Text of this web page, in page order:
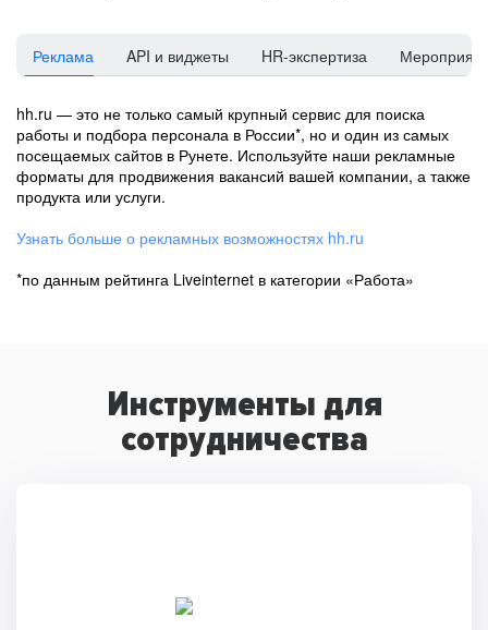
Реклама API и виджеты HR-экспертиза
hh.ru — это не только самый крупный сервис для поиска
работы и подбора персонала в России*, но и один из самых
посещаемых сайтов в Рунете. Используйте наши рекламные
форматы для продвижения вакансий вашей компании, а также
продукта или услуги.
Узнать больше о рекламных возможностях hh.ru
*по данным рейтинга Liveinternet в категории «Работа»
Инструменты для
сотрудничества